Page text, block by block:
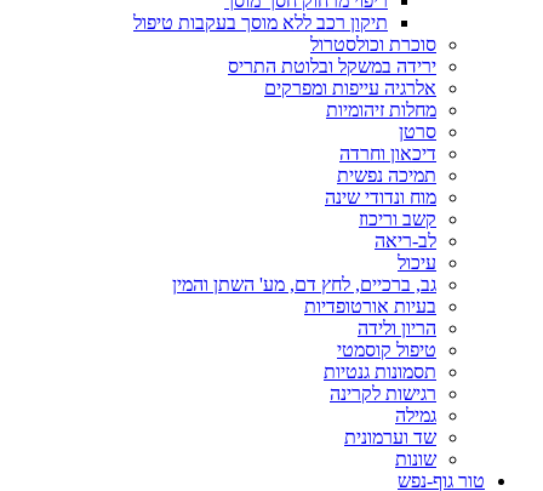
תיקון רכב ללא מוסך בעקבות טיפול
סוכרת וכולסטרול
ירידה במשקל ובלוטת התריס
אלרגיה עייפות ומפרקים
מחלות זיהומיות
סרטן
דיכאון וחרדה
תמיכה נפשית
מוח ונדודי שינה
קשב וריכוז
לב-ריאה
עיכול
גב, ברכיים, לחץ דם, מע' השתן והמין
בעיות אורטופדיות
הריון ולידה
טיפול קוסמטי
תסמונות גנטיות
רגישות לקרינה
גמילה
שד וערמונית
שונות
טור גוף-נפש